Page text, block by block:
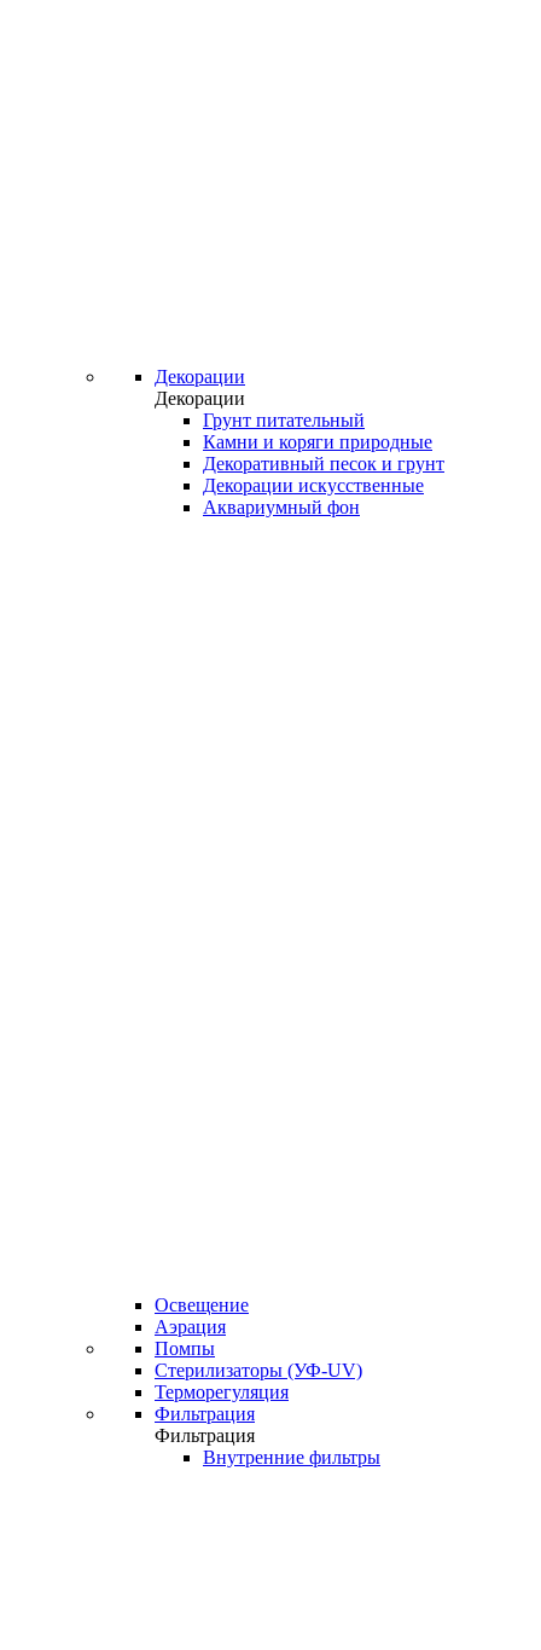
Декорации
Декорации
Грунт питательный
Камни и коряги природные
Декоративный песок и грунт
Декорации искусственные
Аквариумный фон
Освещение
Аэрация
Помпы
Стерилизаторы (УФ-UV)
Терморегуляция
Фильтрация
Фильтрация
Внутренние фильтры